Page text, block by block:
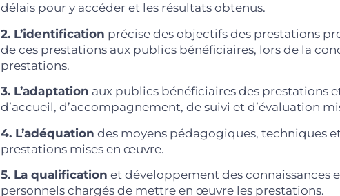
délais pour y accéder et les résultats obtenus.
2. L’identification précise des objectifs des prestations
de ces prestations aux publics bénéficiaires, lors de la
prestations.
3. L’adaptation aux publics bénéficiaires des prestations
d’accueil, d’accompagnement, de suivi et d’évaluation
4. L’adéquation des moyens pédagogiques, techniques
prestations mises en œuvre.
5. La qualification et développement des connaissances
personnels chargés de mettre en œuvre les prestations.